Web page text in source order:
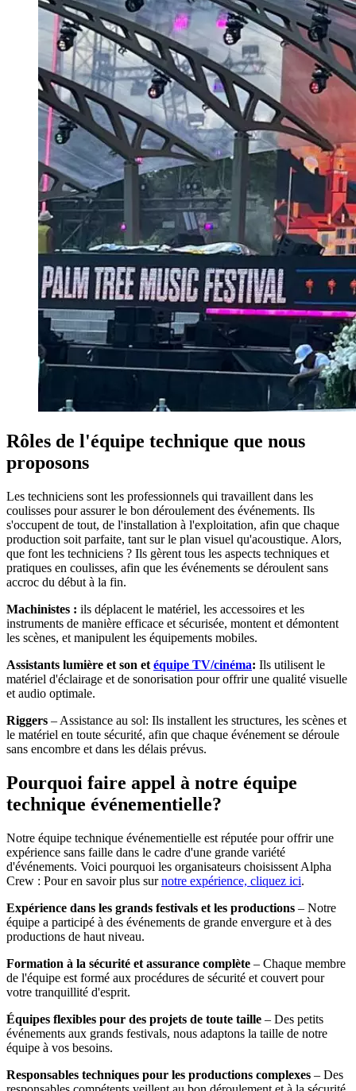
Rôles de l'équipe technique que nous
proposons
Les techniciens sont les professionnels qui travaillent dans les
coulisses pour assurer le bon déroulement des événements. Ils
s'occupent de tout, de l'installation à l'exploitation, afin que chaque
production soit parfaite, tant sur le plan visuel qu'acoustique. Alors,
que font les techniciens ? Ils gèrent tous les aspects techniques et
pratiques en coulisses, afin que les événements se déroulent sans
accroc du début à la fin.
Machinistes : ils déplacent le matériel, les accessoires et les
instruments de manière efficace et sécurisée, montent et démontent
les scènes, et manipulent les équipements mobiles.
Assistants lumière et son et équipe TV/cinéma: Ils utilisent le
matériel d'éclairage et de sonorisation pour offrir une qualité visuelle
et audio optimale.
Riggers – Assistance au sol: Ils installent les structures, les scènes et
le matériel en toute sécurité, afin que chaque événement se déroule
sans encombre et dans les délais prévus.
Pourquoi faire appel à notre équipe
technique événementielle?
Notre équipe technique événementielle est réputée pour offrir une
expérience sans faille dans le cadre d'une grande variété
d'événements. Voici pourquoi les organisateurs choisissent Alpha
Crew : Pour en savoir plus surnotre expérience, cliquez ici.
Expérience dans les grands festivals et les productions – Notre
équipe a participé à des événements de grande envergure et à des
productions de haut niveau.
Formation à la sécurité et assurance complète – Chaque membre
de l'équipe est formé aux procédures de sécurité et couvert pour
votre tranquillité d'esprit.
Équipes flexibles pour des projets de toute taille – Des petits
événements aux grands festivals, nous adaptons la taille de notre
équipe à vos besoins.
Responsables techniques pour les productions complexes – Des